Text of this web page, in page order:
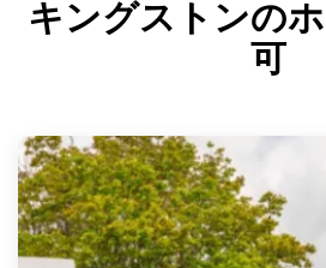
キングストンの
可